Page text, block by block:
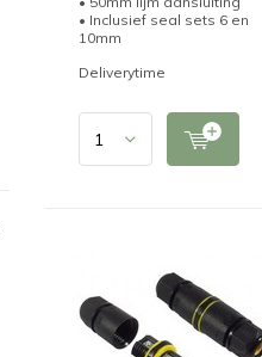
• Inclusief seal sets 6 en
10mm
Deliverytime